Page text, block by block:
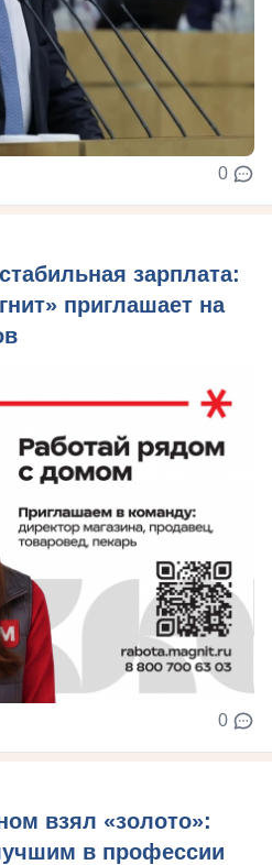
0
зарплата:
приглашает на
0
взял «золото»:
в профессии